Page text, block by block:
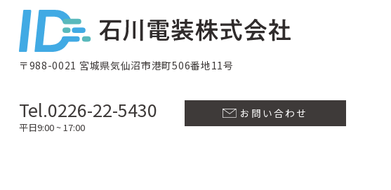
〒988-0021 宮城県気仙沼市港町506番地11号
Tel.0226-22-5430
平日9:00 ~ 17:00
お問い合わせ